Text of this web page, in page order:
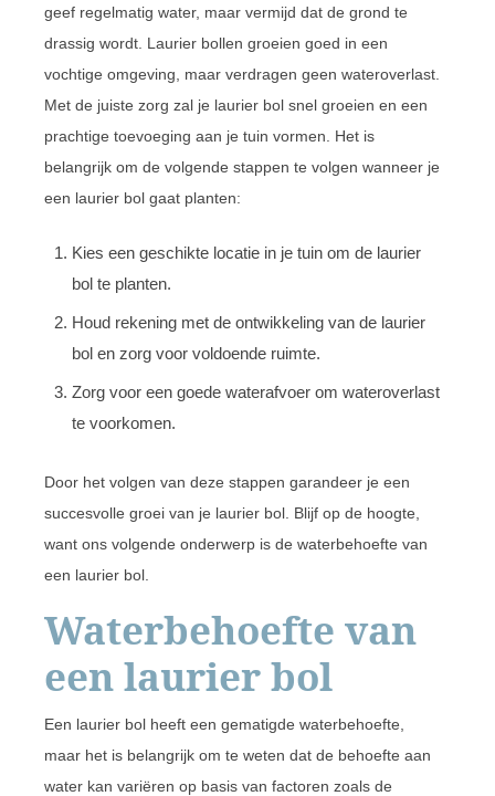
geef regelmatig water, maar vermijd dat de grond te
drassig wordt. Laurier bollen groeien goed in een
vochtige omgeving, maar verdragen geen wateroverlast.
Met de juiste zorg zal je laurier bol snel groeien en een
prachtige toevoeging aan je tuin vormen. Het is
belangrijk om de volgende stappen te volgen wanneer je
een laurier bol gaat planten:
Kies een geschikte locatie in je tuin om de laurier
bol te planten.
Houd rekening met de ontwikkeling van de laurier
bol en zorg voor voldoende ruimte.
Zorg voor een goede waterafvoer om wateroverlast
te voorkomen.
Door het volgen van deze stappen garandeer je een
succesvolle groei van je laurier bol. Blijf op de hoogte,
want ons volgende onderwerp is de waterbehoefte van
een laurier bol.
Waterbehoefte van
een laurier bol
Een laurier bol heeft een gematigde waterbehoefte,
maar het is belangrijk om te weten dat de behoefte aan
water kan variëren op basis van factoren zoals de